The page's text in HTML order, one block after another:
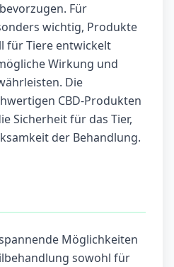
Für
wichtig, Produkte
für Tiere entwickelt
Wirkung und
Die
CBD-Produkten
Sicherheit für das Tier,
der Behandlung.
Möglichkeiten
sowohl für